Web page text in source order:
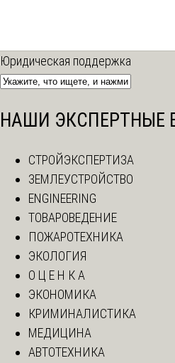
Юридическая поддержка
НАШИ ЭКСПЕРТНЫЕ
СТРОЙЭКСПЕРТИЗА
ЗЕМЛЕУСТРОЙСТВО
ENGINEERING
ТОВАРОВЕДЕНИЕ
ПОЖАРОТЕХНИКА
ЭКОЛОГИЯ
О Ц Е Н К А
ЭКОНОМИКА
КРИМИНАЛИСТИКА
МЕДИЦИНА
АВТОТЕХНИКА